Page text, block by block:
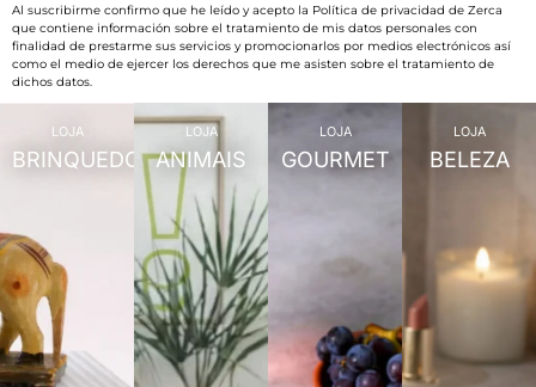
Al suscribirme confirmo que he leído y acepto la Política de privacidad de Zerca
que contiene información sobre el tratamiento de mis datos personales con
finalidad de prestarme sus servicios y promocionarlos por medios electrónicos así
como el medio de ejercer los derechos que me asisten sobre el tratamiento de
dichos datos.
LOJA
BRINQUEDOS
LOJA
ANIMAIS
LOJA
GOURMET
LOJA
BELEZA